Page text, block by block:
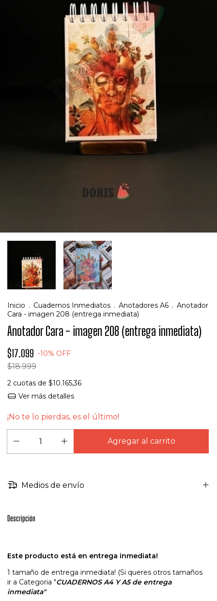
Inicio . Cuadernos Inmediatos . Anotadores A6 . Anotador
Cara - imagen 208 (entrega inmediata)
Anotador Cara - imagen 208 (entrega inmediata)
$17.099 -10% OFF
$18.999
2 cuotas de $10.165,36
Ver más detalles
¡No te lo pierdas, es el último!
Medios de envío
Descripción
Este producto está en entrega inmediata!
1 tamaño de entrega inmediata! (Si queres otros tamaños
ir a Categoria "CUADERNOS A4 Y A5 de entrega
inmediata"